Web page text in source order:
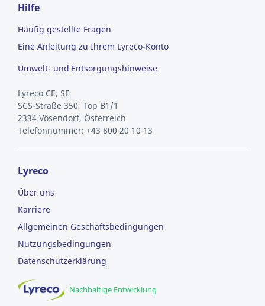
Hilfe
Häufig gestellte Fragen
Eine Anleitung zu Ihrem Lyreco-Konto
Umwelt- und Entsorgungshinweise
Lyreco CE, SE
SCS-Straße 350, Top B1/1
2334 Vösendorf, Österreich
Telefonnummer: +43 800 20 10 13
Lyreco
Über uns
Karriere
Allgemeinen Geschäftsbedingungen
Nutzungsbedingungen
Datenschutzerklärung
Nachhaltige Entwicklung